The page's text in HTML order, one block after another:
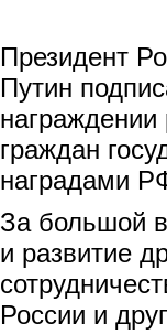
Президент
Путин
граждан
наградами
За большой
и развитие
России и